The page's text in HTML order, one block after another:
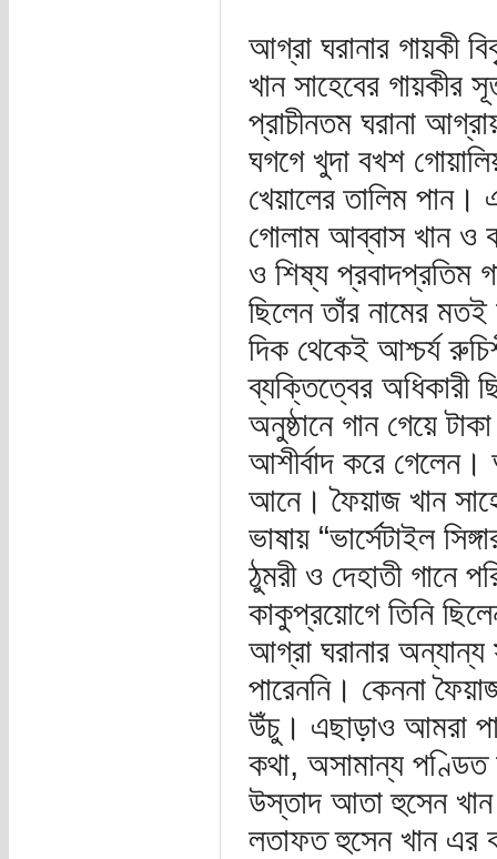
আগ্রা ঘরানার গায়কী
খান সাহেবের গায়কীর
প্রাচীনতম ঘরানা
ঘগগে খুদা বখশ
খেয়ালের তালিম পান।
গোলাম আব্বাস খান ও
ও শিষ্য প্রবাদপ্রতিম
ছিলেন তাঁর নামের
দিক থেকেই আশ্চর্য
ব্যক্তিত্বের অধিকারী
অনুষ্ঠানে গান গেয়ে
আশীর্বাদ করে
আনে। ফৈয়াজ খান
ভাষায় “ভার্সেটাইল
ঠুমরী ও দেহাতী গানে
কাকুপ্রয়োগে তিনি
আগ্রা ঘরানার
পারেননি। কেননা
উঁচু। এছাড়াও আমরা
কথা, অসামান্য পণ্ডিত
উস্তাদ আতা হুসেন খান
লতাফত হুসেন খান এর